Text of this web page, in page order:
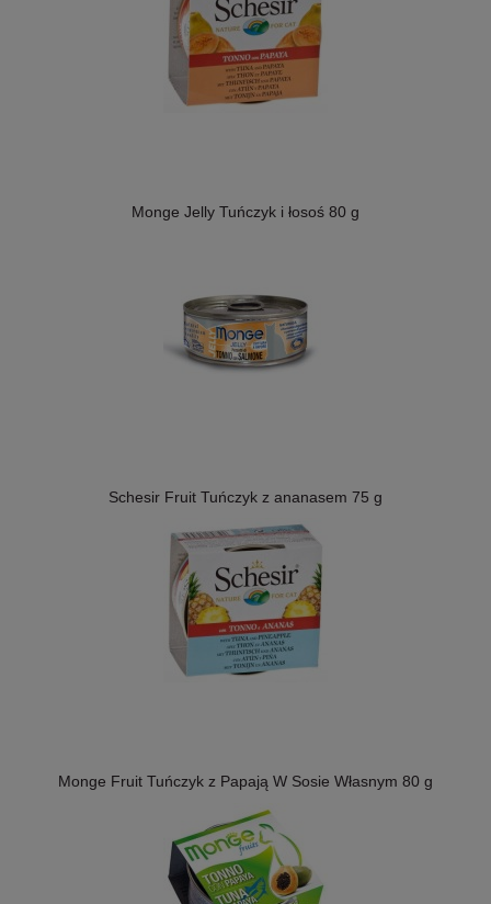
Monge Jelly Tuńczyk i łosoś 80 g
Schesir Fruit Tuńczyk z ananasem 75 g
Monge Fruit Tuńczyk z Papają W Sosie Własnym 80 g